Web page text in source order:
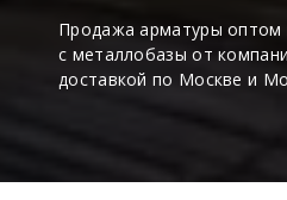
Продажа арматуры оптом
с металлобазы от
доставкой по Москве и